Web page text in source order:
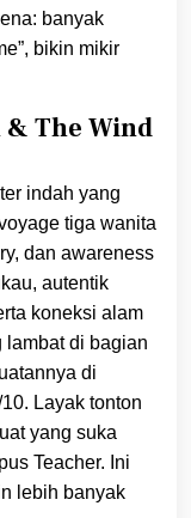
banyak
bikin mikir
The Wind
indah yang
tiga wanita
dan awareness
autentik
koneksi alam
lambat di bagian
di
Layak tonton
yang suka
Teacher. Ini
lebih banyak